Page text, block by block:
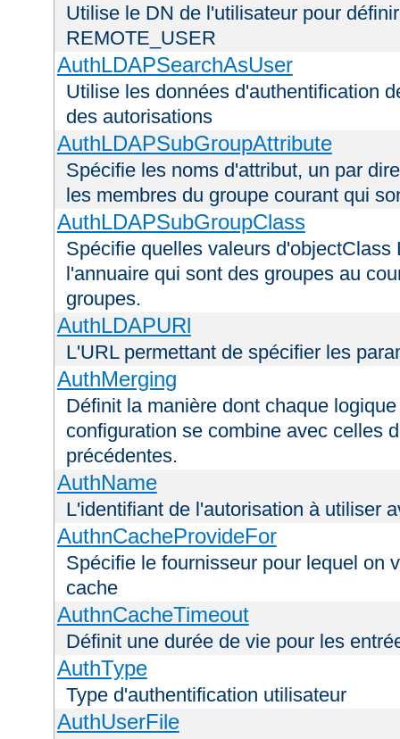
Utilise le DN de l'utilisateur pour
REMOTE_USER
AuthLDAPSearchAsUser
Utilise les données d'authentification
des autorisations
AuthLDAPSubGroupAttribute
Spécifie les noms d'attribut, un par
les membres du groupe courant qui
AuthLDAPSubGroupClass
Spécifie quelles valeurs
l'annuaire qui sont des groupes au
groupes.
AuthLDAPURl
L'URL permettant de spécifier les
AuthMerging
Définit la manière dont chaque
configuration se combine avec celles
précédentes.
AuthName
L'identifiant de l'autorisation à utiliser
AuthnCacheProvideFor
Spécifie le fournisseur pour lequel on
cache
AuthnCacheTimeout
Définit une durée de vie pour les
AuthType
Type d'authentification utilisateur
AuthUserFile